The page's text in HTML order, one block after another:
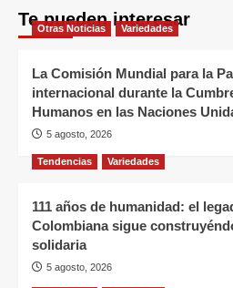
Te pueden interesar
Otras Noticias Variedades
La Comisión Mundial para la
internacional durante la
Humanos en las Naciones
5 agosto, 2026
Tendencias Variedades
111 años de humanidad: el
Colombiana sigue
solidaria
5 agosto, 2026